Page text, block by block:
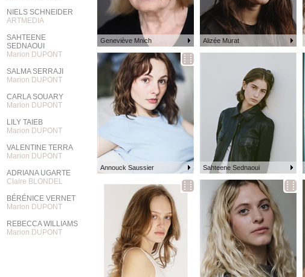
NIELS SCHNEIDER
ARTMEDIA
SAHTEENE
SEDNAOUI
Marion DUPONT
SALMA SERRAJI
Marion DUPONT
CARLA SOUARY
Marion DUPONT
LILY TAIEB
Marion DUPONT
VALENTINE TERRA
Marion DUPONT
ADRIANA UGARTE
Claire BLONDEL
BÉRÉNICE VERNET
Marion DUPONT
REBECCA WILLIAMS
Marion DUPONT
Geneviève Mnich Alizée Murat
Annouck Saussier Sahteene Sednaoui